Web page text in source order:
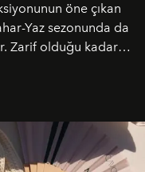
öne çıkan
Yaz sezonunda da
Zarif olduğu kadar